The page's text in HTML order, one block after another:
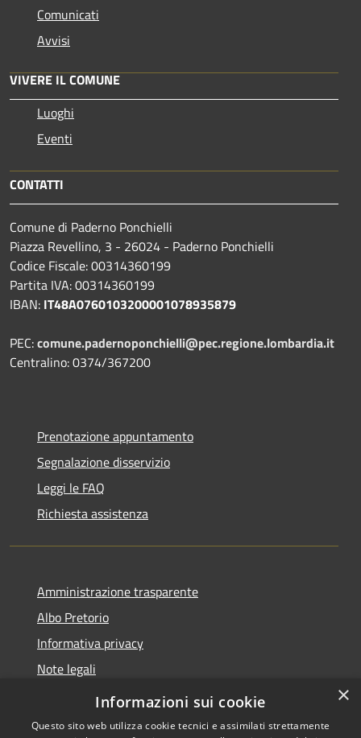
Comunicati
Avvisi
VIVERE IL COMUNE
Luoghi
Eventi
CONTATTI
Comune di Paderno Ponchielli
Piazza Revellino, 3 - 26024 - Paderno Ponchielli
Codice Fiscale: 00314360199
Partita IVA: 00314360199
IBAN: IT48A0760103200001078935879
PEC:comune.padernoponchielli@pec.regione.lombardia.it
Centralino: 0374/367200
Prenotazione appuntamento
Segnalazione disservizio
Leggi le FAQ
Richiesta assistenza
Amministrazione trasparente
Albo Pretorio
Informativa privacy
Note legali
Dichiarazione di accessibilità 2025 ×
Informazioni sui cookie
Questo sito web utilizza cookie tecnici e assimilati strettamente